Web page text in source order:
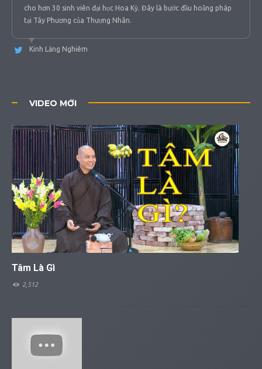
Kinh Lăng Nghiêm
cho hơn 30 sinh viên đại học Hoa Kỳ. Đây là bước đầu hoằng pháp
tại Tây Phương của Thượng Nhân.
VIDEO MỚI
Tâm Là Gì
2,512